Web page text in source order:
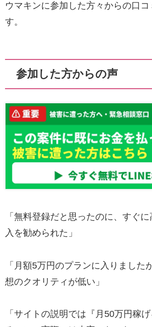
ウマキンに参加した方々からの口コ
す。
参加した方からの声
「無料登録だと思ったのに、すぐ
入を勧められた」
「月額5万円のプランに入りました
想のクオリティが低い」
「サイトの説明では『月50万円稼